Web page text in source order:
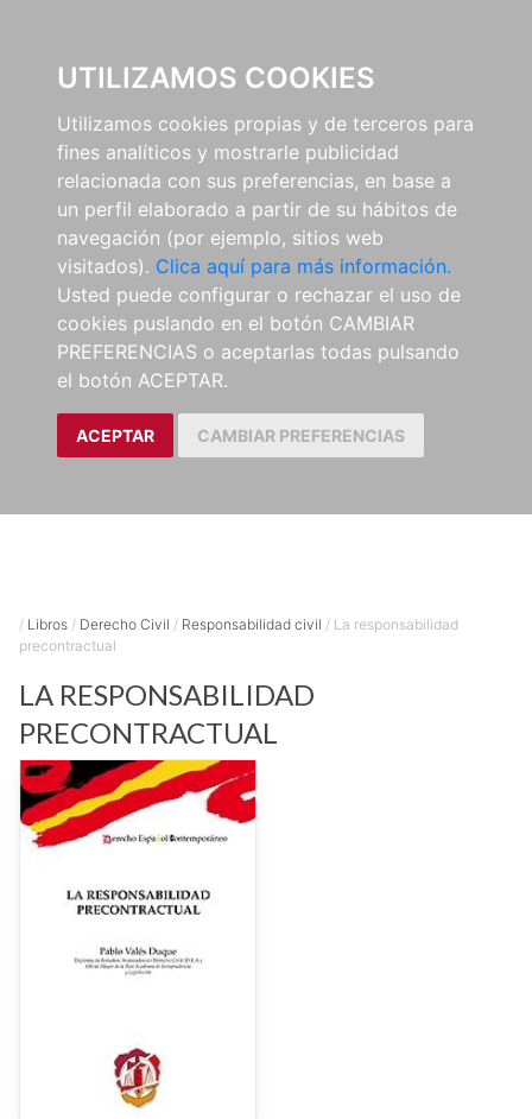
UTILIZAMOS COOKIES
Utilizamos cookies propias y de terceros para
fines analíticos y mostrarle publicidad
relacionada con sus preferencias, en base a
un perfil elaborado a partir de su hábitos de
navegación (por ejemplo, sitios web
visitados). Clica aquí para más información.
Usted puede configurar o rechazar el uso de
cookies puslando en el botón CAMBIAR
PREFERENCIAS o aceptarlas todas pulsando
el botón ACEPTAR.
ACEPTAR CAMBIAR PREFERENCIAS
/ Libros / Derecho Civil / Responsabilidad civil / La responsabilidad
precontractual
LA RESPONSABILIDAD
PRECONTRACTUAL